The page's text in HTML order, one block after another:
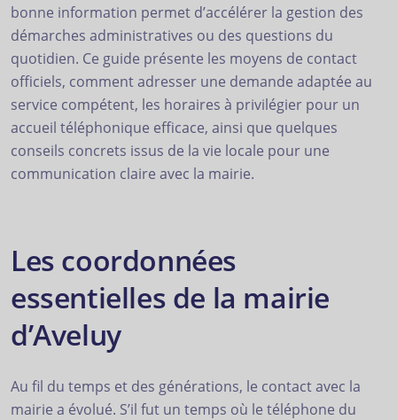
bonne information permet d’accélérer la gestion des
démarches administratives ou des questions du
quotidien. Ce guide présente les moyens de contact
officiels, comment adresser une demande adaptée au
service compétent, les horaires à privilégier pour un
accueil téléphonique efficace, ainsi que quelques
conseils concrets issus de la vie locale pour une
communication claire avec la mairie.
Les coordonnées
essentielles de la mairie
d’Aveluy
Au fil du temps et des générations, le contact avec la
mairie a évolué. S’il fut un temps où le téléphone du